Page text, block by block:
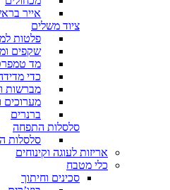
אייר
ציוד משלים
פלטות
שקפים
מד
כדי
מברשות
מערוכים
ברנרים
סלסלות התפחה
סלסלות
אריזות לעוגה וקינוחים
כלי מטבח
סכינים וחיתוך